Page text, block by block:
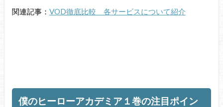
関連記事： VOD徹底比較 各サービスについて紹介
僕のヒーローアカデミア１巻の注目ポイン